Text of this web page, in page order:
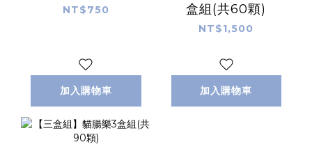
NT$750
加入購物車
盒組(共60顆)
NT$1,500
加入購物車